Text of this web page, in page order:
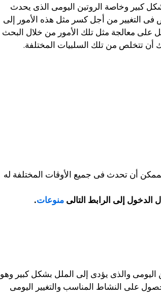
كبير وخاصة الروتين اليومى الذى يحدث
التغيير من أجل كسر مثل هذه الأمور إلى
معالجة مثل تلك الأمور من خلال البحث
أن تتخلص من تلك السلبيات المختلفة.
أن تحدث فى جميع الأوقات المختلفة له
إلى الرابط التالى منوعات.
والذى يؤدى إلى الملل بشكل كبير وهو
على النشاط المناسب والتغيير اليومى